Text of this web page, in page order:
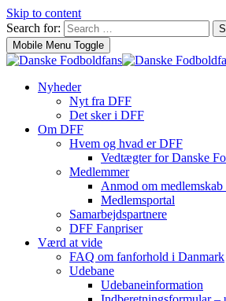
Skip to content
Search for:
Mobile Menu Toggle
Nyheder
Nyt fra DFF
Det sker i DFF
Om DFF
Hvem og hvad er DFF
Vedtægter for Danske
Medlemmer
Anmod om
Medlemsportal
Samarbejdspartnere
DFF Fanpriser
Værd at vide
FAQ om fanforhold i Danmark
Udebane
Udebaneinformation